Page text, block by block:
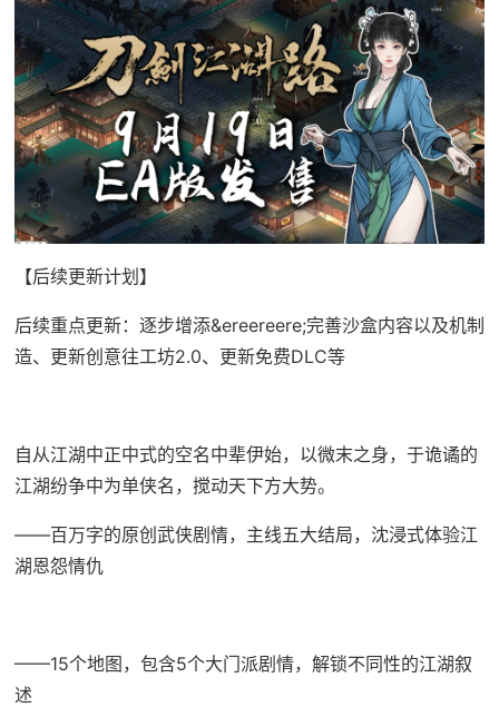
【后续更新计划】
后续重点更新：逐步增添&ereereere;完善沙盒内容以及机制
造、更新创意往工坊2.0、更新免费DLC等
自从江湖中正中式的空名中辈伊始，以微末之身，于诡谲的
江湖纷争中为单侠名，搅动天下方大势。
——百万字的原创武侠剧情，主线五大结局，沈浸式体验江
湖恩怨情仇
——15个地图，包含5个大门派剧情，解锁不同性的江湖叙
述